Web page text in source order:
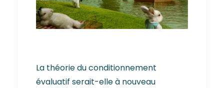
La théorie du conditionnement
évaluatif serait-elle à nouveau